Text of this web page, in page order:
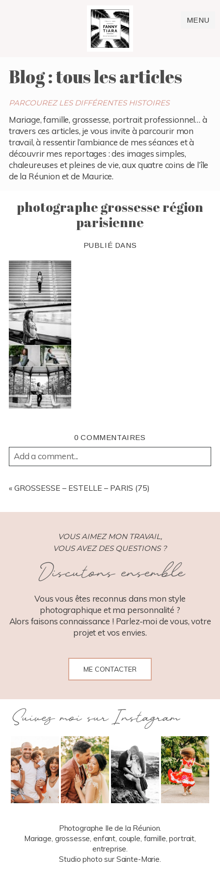
MENU
Blog : tous les articles
PARCOUREZ LES DIFFÉRENTES HISTOIRES
Mariage, famille, grossesse, portrait professionnel… à
travers ces articles, je vous invite à parcourir mon
travail, à ressentir l’ambiance de mes séances et à
découvrir mes reportages : des images simples,
chaleureuses et pleines de vie, aux quatre coins de l’île
de la Réunion et de Maurice.
photographe grossesse région
parisienne
PUBLIÉ DANS
0 COMMENTAIRES
Add a comment...
REQUIRED FIELDS ARE MARKED *
« GROSSESSE – ESTELLE – PARIS (75)
VOUS AIMEZ MON TRAVAIL,
VOUS AVEZ DES QUESTIONS ?
Discutons ensemble
Vous vous êtes reconnus dans mon style
photographique et ma personnalité ?
Alors faisons connaissance ! Parlez-moi de vous, votre
projet et vos envies.
ME CONTACTER
Suivez moi sur Instagram
Photographe Ile de la Réunion.
Mariage, grossesse, enfant, couple, famille, portrait,
entreprise.
Studio photo sur Sainte-Marie.